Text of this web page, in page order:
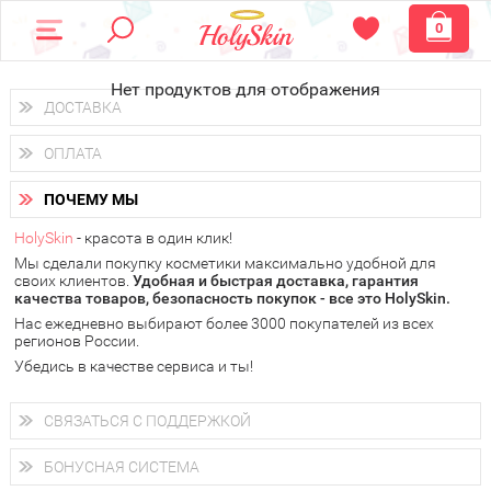
0
Нет продуктов для отображения
ДОСТАВКА
Доставка осуществляетсяпо всем городам России.
Вы можете выбрать доставку курьером, Почтой России или
получить заказ в пунктах выдачи PickPoint или пункте
самовывоза.
В 20 городах России доставка осуществляется ужена
следующий день.
у Вас всегда есть возможность получитьбесплатную
доставку от HolySkin.
подробнее об условиях доставки и оплаты в Вашем городе
ОПЛАТА
Вы можете оплатить свой заказ любым удобным способом:
наличными деньгами (
через интернет-банк (Альфа-банк, Сбербанк) и другими
электронными способами.
ПОЧЕМУ МЫ
HolySkin - красота в один клик!
Мы сделали покупку косметики максимально удобной для
своих клиентов. Удобная и быстрая доставка, гарантия
качества товаров, безопасность покупок - все это HolySkin.
Нас ежедневно выбирают более 3000 покупателей из всех
регионов России.
Убедись в качестве сервиса и ты!
СВЯЗАТЬСЯ С ПОДДЕРЖКОЙ
+7 (800) 707-24-55
Мы будем рады ответить на все Ваши вопросы по работе
магазина, проконсультировать по товарам, рассказать о
БОНУСНАЯ СИСТЕМА